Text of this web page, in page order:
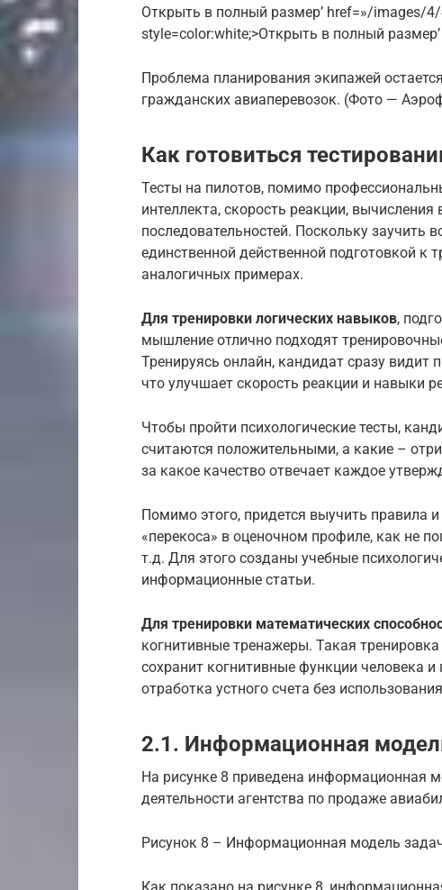
Открыть в полный размер’ href=»/images/
style=color:white;>Открыть в полный
Проблема планирования экипажей
гражданских авиаперевозок. (Фото —
Как готовиться
Тесты на пилотов, помимо
интеллекта, скорость реакции, вычисления
последовательностей. Поскольку заучить
единственной действенной подготовкой к
аналогичных примерах.
Для тренировки логических навыков,
мышление отлично подходят
Тренируясь онлайн, кандидат сразу
что улучшает скорость реакции и навыки
Чтобы пройти психологические тесты,
считаются положительными, а какие –
за какое качество отвечает каждое
Помимо этого, придется выучить правила
«перекоса» в оценочном профиле, как не
т.д. Для этого созданы учебные
информационные статьи.
Для тренировки математических
когнитивные тренажеры. Такая
сохранит когнитивные функции человека
отработка устного счета без
2.1. Информационная
На рисунке 8 приведена информационная
деятельности агентства по продаже
Рисунок 8 – Информационная модель